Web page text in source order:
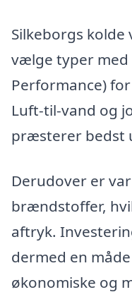
Silkeborgs kolde
vælge typer med
Performance)
Luft-til-vand og
præsterer bedst
Derudover er
brændstoffer,
aftryk.
dermed en
økonomiske og